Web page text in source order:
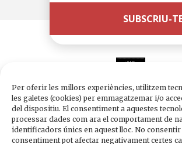
Per oferir les millors experiències, utilitzem
les galetes (cookies) per emmagatzemar i/o
del dispositiu. El consentiment a aquestes
processar dades com ara el comportament de
identificadors únics en aquest lloc. No
consentiment pot afectar negativament certes
Edicions de 1984
Carrer Trafalgar, 10, 2n-2a